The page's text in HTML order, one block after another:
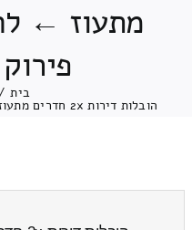
מתעוז ←
בית /
הובלות דירות 2x חדרים מתעוז ← לחרב לאת כולל פירוק והרכבה